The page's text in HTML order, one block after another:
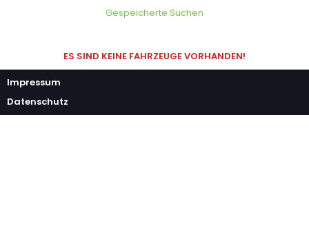
Gespeicherte Suchen
ES SIND KEINE FAHRZEUGE VORHANDEN!
Impressum
Datenschutz